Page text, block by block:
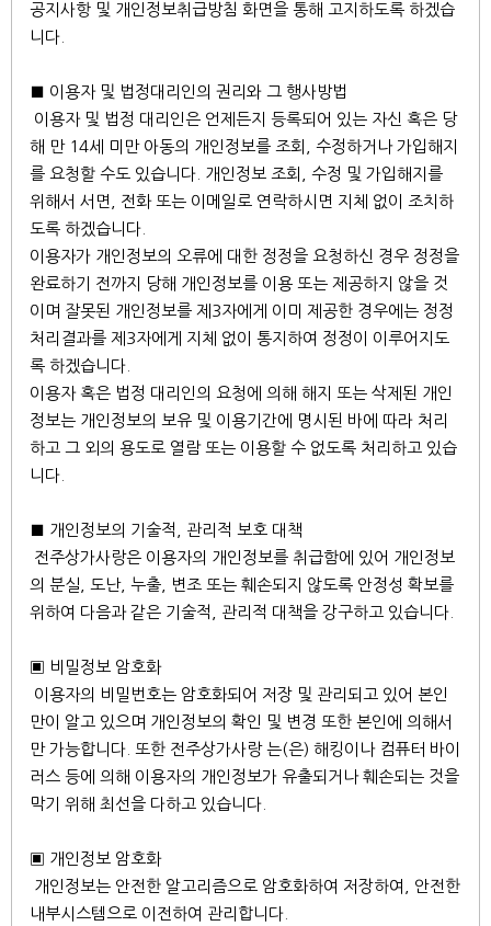
공지사항 및 개인정보취급방침 화면을 통해 고지하도록 하겠습
니다.
■ 이용자 및 법정대리인의 권리와 그 행사방법
이용자 및 법정 대리인은 언제든지 등록되어 있는 자신 혹은 당
해 만 14세 미만 아동의 개인정보를 조회, 수정하거나 가입해지
를 요청할 수도 있습니다. 개인정보 조회, 수정 및 가입해지를
위해서 서면, 전화 또는 이메일로 연락하시면 지체 없이 조치하
도록 하겠습니다.
이용자가 개인정보의 오류에 대한 정정을 요청하신 경우 정정을
완료하기 전까지 당해 개인정보를 이용 또는 제공하지 않을 것
이며 잘못된 개인정보를 제3자에게 이미 제공한 경우에는 정정
처리결과를 제3자에게 지체 없이 통지하여 정정이 이루어지도
록 하겠습니다.
이용자 혹은 법정 대리인의 요청에 의해 해지 또는 삭제된 개인
정보는 개인정보의 보유 및 이용기간에 명시된 바에 따라 처리
하고 그 외의 용도로 열람 또는 이용할 수 없도록 처리하고 있습
니다.
■ 개인정보의 기술적, 관리적 보호 대책
전주상가사랑은 이용자의 개인정보를 취급함에 있어 개인정보
의 분실, 도난, 누출, 변조 또는 훼손되지 않도록 안정성 확보를
위하여 다음과 같은 기술적, 관리적 대책을 강구하고 있습니다.
▣ 비밀정보 암호화
이용자의 비밀번호는 암호화되어 저장 및 관리되고 있어 본인
만이 알고 있으며 개인정보의 확인 및 변경 또한 본인에 의해서
만 가능합니다. 또한 전주상가사랑 는(은) 해킹이나 컴퓨터 바이
러스 등에 의해 이용자의 개인정보가 유출되거나 훼손되는 것을
막기 위해 최선을 다하고 있습니다.
▣ 개인정보 암호화
개인정보는 안전한 알고리즘으로 암호화하여 저장하여, 안전한
내부시스템으로 이전하여 관리합니다.